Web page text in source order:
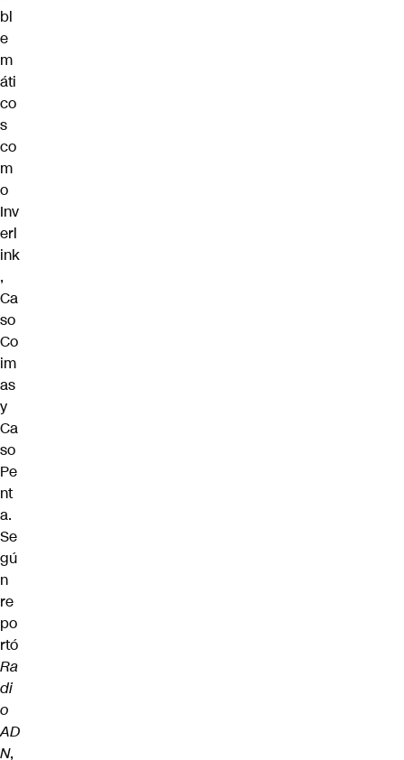
bl
e
m
áti
co
s
co
m
o
Inv
erl
ink
,
Ca
so
Co
im
as
y
Ca
so
Pe
nt
a.
Se
gú
n
re
po
rtó
Ra
di
o
AD
N,